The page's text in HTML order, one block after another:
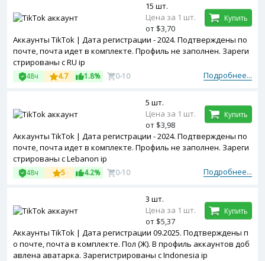
Аккаунты TikTok | Дата регистрации - 2024. Подтверждены по
почте, почта идет в комплекте. Профиль не заполнен. Зареги
стрированы с RU ip
Подробнее...
48ч 4.7 1.8% 0-10
15 шт.
Цена за 1 шт.
от $3,70
Купить
Аккаунты TikTok | Дата регистрации - 2024. Подтверждены по
почте, почта идет в комплекте. Профиль не заполнен. Зареги
стрированы с Lebanon ip
Подробнее...
48ч 5 4.2% 0-10
5 шт.
Цена за 1 шт.
от $3,98
Купить
Аккаунты TikTok | Дата регистрации 09.2025. Подтверждены п
о почте, почта в комплекте. Пол (Ж). В профиль аккаунтов доб
авлена аватарка. Зарегистрированы с Indonesia ip
3 шт.
Цена за 1 шт.
от $5,37
Купить